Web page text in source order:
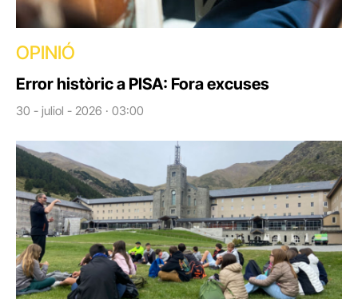
OPINIÓ
Error històric a PISA: Fora excuses
30 - juliol - 2026 · 03:00